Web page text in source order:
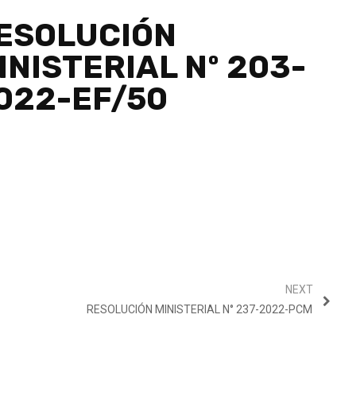
Nº 203-
EF/50
NEXT
RESOLUCIÓN MINISTERIAL N° 237-2022-PCM